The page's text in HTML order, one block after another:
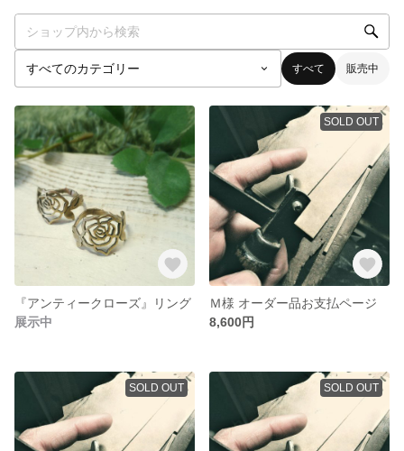
すべて 販売中
『アンティークローズ』リング
展示中
SOLD OUT
Ｍ様 オーダー品お支払ページ
8,600円
SOLD OUT SOLD OUT